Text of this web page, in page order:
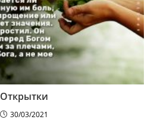
Открытки
30/03/2021